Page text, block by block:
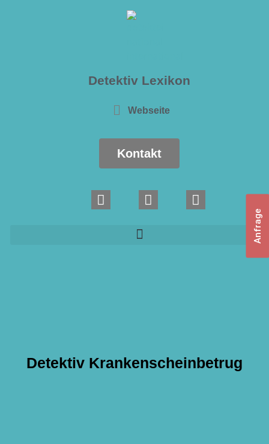
Detektiv Lexikon
Webseite
Kontakt
Detektiv Krankenscheinbetrug
Anfrage